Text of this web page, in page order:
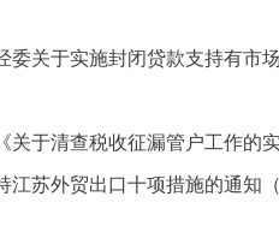
关于实施封闭贷款支持有市
于清查税收征漏管户工作的
苏外贸出口十项措施的通知